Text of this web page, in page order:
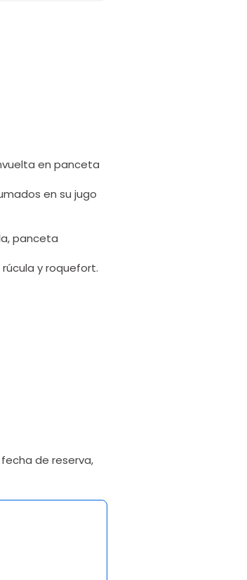
en panceta
en su jugo
panceta
y roquefort.
de reserva,